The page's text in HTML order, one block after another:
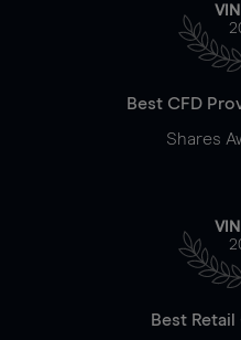
Best CFD
Shares
Best